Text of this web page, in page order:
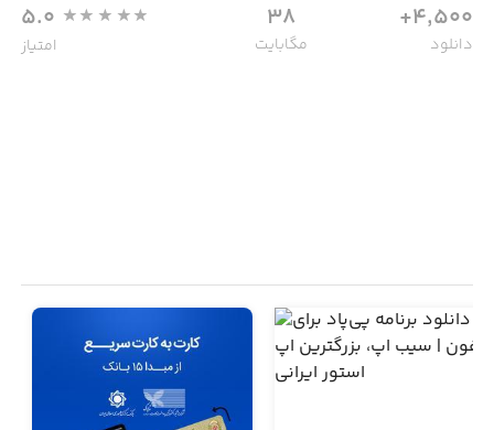
4,500+
دانلود
38
مگابایت
5.0
امتیاز